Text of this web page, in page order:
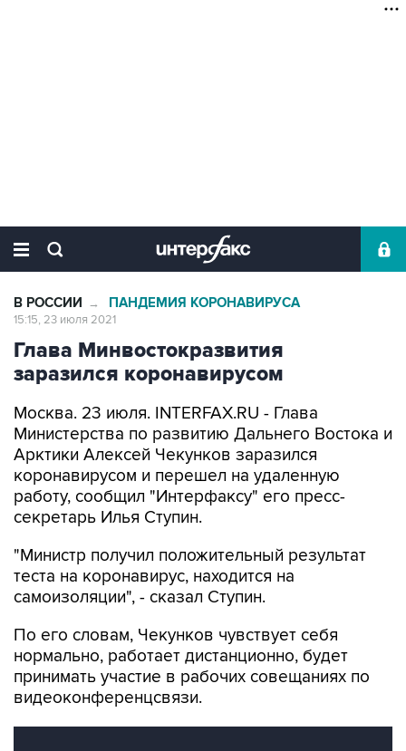
В РОССИИ → ПАНДЕМИЯ КОРОНАВИРУСА
15:15, 23 июля 2021
Глава Минвостокразвития
заразился коронавирусом
Москва. 23 июля. INTERFAX.RU - Глава
Министерства по развитию Дальнего Востока и
Арктики Алексей Чекунков заразился
коронавирусом и перешел на удаленную
работу, сообщил "Интерфаксу" его пресс-
секретарь Илья Ступин.
"Министр получил положительный результат
теста на коронавирус, находится на
самоизоляции", - сказал Ступин.
По его словам, Чекунков чувствует себя
нормально, работает дистанционно, будет
принимать участие в рабочих совещаниях по
видеоконференцсвязи.